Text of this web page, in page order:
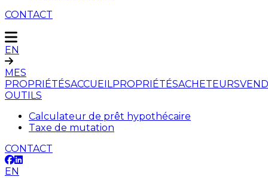
CONTACT
EN
MES
PROPRIÉTÉSACCUEILPROPRIÉTÉSACHETEURS
OUTILS
Calculateur de prêt hypothécaire
Taxe de mutation
CONTACT
EN